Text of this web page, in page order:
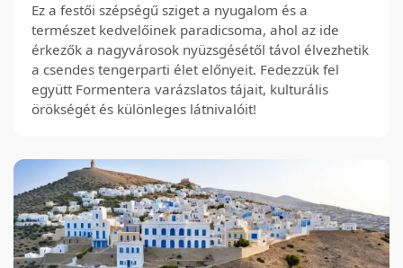
Ez a festői szépségű sziget a nyugalom és a
természet kedvelőinek paradicsoma, ahol az ide
érkezők a nagyvárosok nyüzsgésétől távol élvezhetik
a csendes tengerparti élet előnyeit. Fedezzük fel
együtt Formentera varázslatos tájait, kulturális
örökségét és különleges látnivalóit!